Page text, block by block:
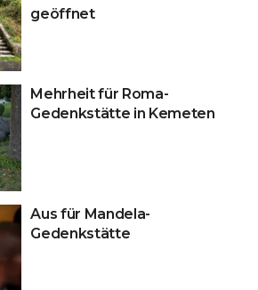
geöffnet
Mehrheit für Roma-
Gedenkstätte in Kemeten
Aus für Mandela-
Gedenkstätte